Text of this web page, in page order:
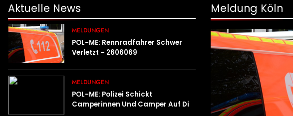
Aktuelle News
MELDUNGEN
POL-ME: Rennradfahrer Schwer
Verletzt – 2606069
MELDUNGEN
POL-ME: Polizei Schickt
Camperinnen Und Camper Auf Die
Meldung Köln